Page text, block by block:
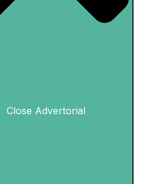
Close Advertorial